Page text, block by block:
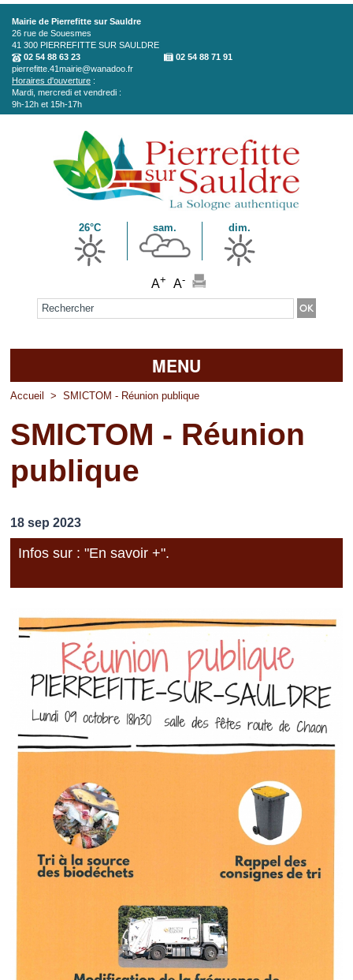
Aller au contenu principal
Mairie de Pierrefitte sur Sauldre
26 rue de Souesmes
41 300 PIERREFITTE SUR SAULDRE
02 54 88 63 23
02 54 88 71 91
pierrefitte.41mairie@wanadoo.fr
Horaires d'ouverture :
Mardi, mercredi et vendredi :
9h-12h et 15h-17h
26°C sam. dim.
A+ A-
Formulaire de recherche
MENU
Accueil
La mairie
Découvrir Pierrefitte
Vos professionnels
Accueil > SMICTOM - Réunion publique
SMICTOM - Réunion
publique
18 sep 2023
Infos sur : "En savoir +".